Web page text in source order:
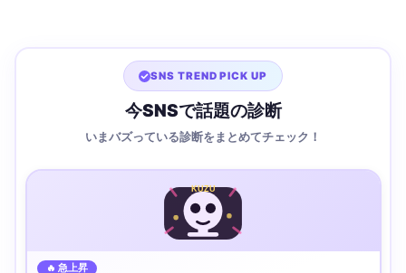
SNS TREND PICK UP
今SNSで話題の診断
いまバズっている診断をまとめてチェック！
KUZU
🔥 急上昇